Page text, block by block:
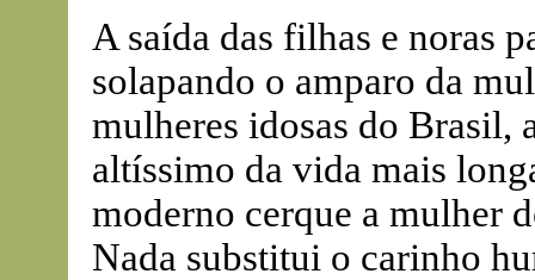
A saída das filhas e noras
solapando o amparo da
mulheres idosas do Brasil,
altíssimo da vida mais
moderno cerque a mulher
Nada substitui o carinho